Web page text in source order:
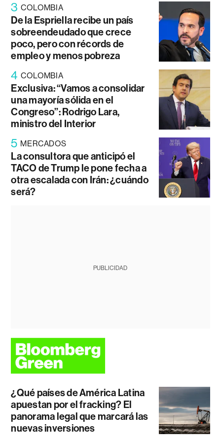
3 COLOMBIA
De la Espriella recibe un país
sobreendeudado que crece
poco, pero con récords de
empleo y menos pobreza
4 COLOMBIA
Exclusiva: “Vamos a consolidar
una mayoría sólida en el
Congreso”: Rodrigo Lara,
ministro del Interior
5 MERCADOS
La consultora que anticipó el
TACO de Trump le pone fecha a
otra escalada con Irán: ¿cuándo
será?
PUBLICIDAD
¿Qué países de América Latina
apuestan por el fracking? El
panorama legal que marcará las
nuevas inversiones